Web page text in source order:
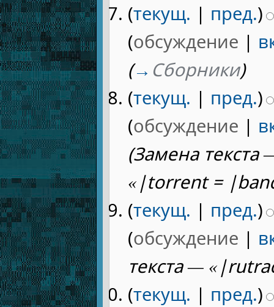
(текущ. | пред.)
(обсуждение |
(→ Сборники)
(текущ. | пред.)
(обсуждение |
(Замена
«|torrent =
(текущ. | пред.)
(обсуждение |
текста —
(текущ. | пред.)